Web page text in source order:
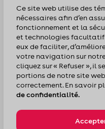
Pour nous suivre :
Ce site web utilise des
nécessaires afin d’en
fonctionnement et la
et technologies
eux de faciliter,
votre navigation sur
cliquez sur « Refuser », il
portions de notre site
correctement. En savoir
de confidentialité.